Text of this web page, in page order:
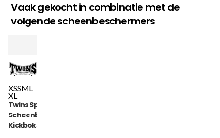
Vaak gekocht in combinatie met de
volgende scheenbeschermers
XSSML
XL
Twins Special
Scheenbeschermers
Kickboksen (SGL 7